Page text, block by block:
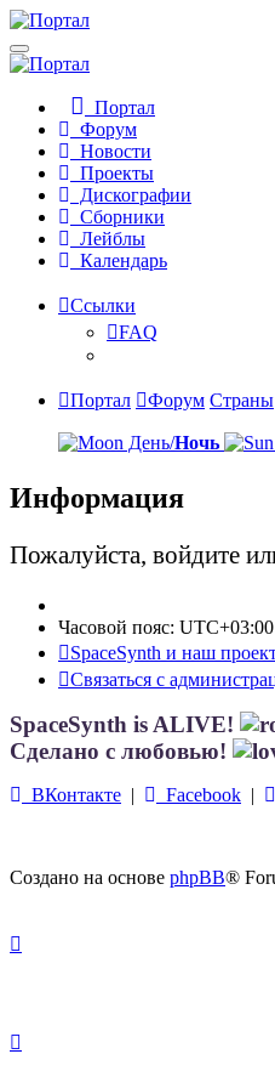
Портал
Форум
Новости
Проекты
Дискографии
Сборники
Лейблы
Календарь
Ссылки
FAQ
Портал Форум Страны
День/Ночь
Информация
Пожалуйста, войдите
Часовой пояс: UTC+03:00
SpaceSynth и наш
Связаться с
SpaceSynth is ALIVE!
Сделано с любовью!
ВКонтакте | Facebook |
Создано на основе phpBB®